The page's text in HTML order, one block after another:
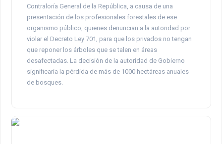
Contraloría General de la República, a causa de una
presentación de los profesionales forestales de ese
organismo público, quienes denuncian a la autoridad por
violar el Decreto Ley 701, para que los privados no tengan
que reponer los árboles que se talen en áreas
desafectadas. La decisión de la autoridad de Gobierno
significaría la pérdida de más de 1000 hectáreas anuales
de bosques.